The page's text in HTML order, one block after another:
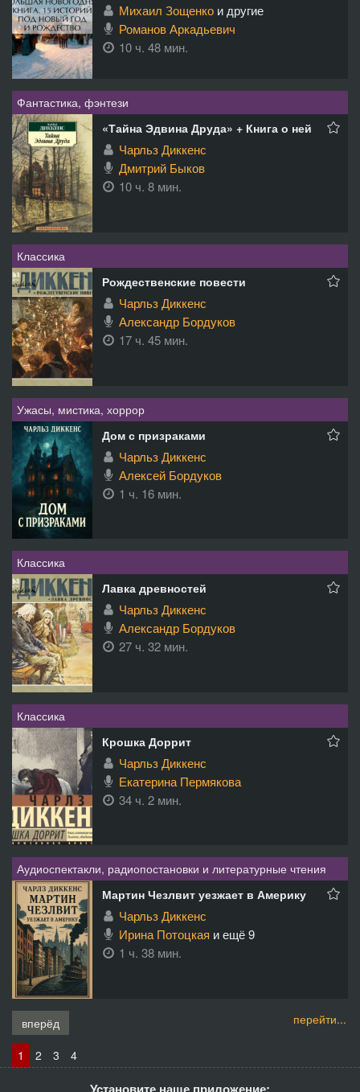
Михаил Зощенко и другие
Романов Аркадьевич
10 ч. 48 мин.
Фантастика, фэнтези
«Тайна Эдвина Друда» + Книга о ней
Чарльз Диккенс
Дмитрий Быков
10 ч. 8 мин.
Классика
Рождественские повести
Чарльз Диккенс
Александр Бордуков
17 ч. 45 мин.
Ужасы, мистика, хоррор
Дом с призраками
Чарльз Диккенс
Алексей Бордуков
1 ч. 16 мин.
Классика
Лавка древностей
Чарльз Диккенс
Александр Бордуков
27 ч. 32 мин.
Классика
Крошка Доррит
Чарльз Диккенс
Екатерина Пермякова
34 ч. 2 мин.
Аудиоспектакли, радиопостановки и литературные чтения
Мартин Чезлвит уезжает в Америку
Чарльз Диккенс
Ирина Потоцкая и ещё 9
1 ч. 38 мин.
перейти...
вперёд
1
2 3 4